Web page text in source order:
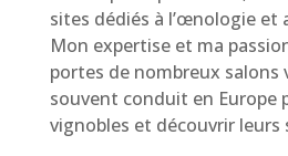
sites dédiés à l’œnologie et
Mon expertise et ma
portes de nombreux salons
souvent conduit en Europe
vignobles et découvrir leurs